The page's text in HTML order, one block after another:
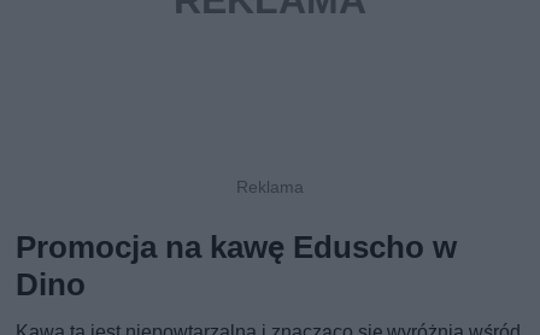
Promocja na kawę Eduscho w
Dino